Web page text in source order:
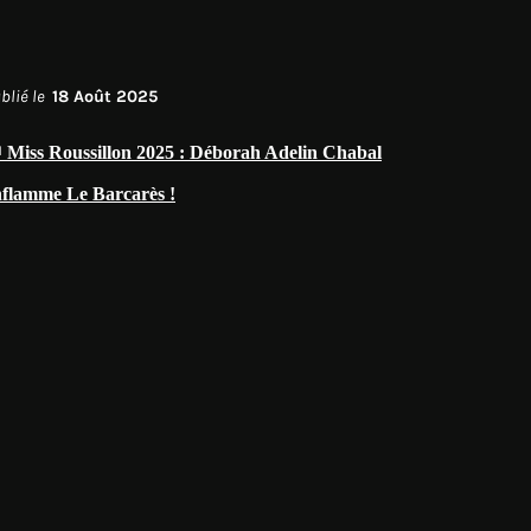
le 18 Août 2025
Miss Roussillon 2025 : Déborah Adelin Chabal
Le Barcarès !